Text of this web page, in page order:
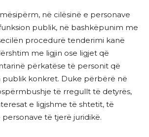
në cilësinë e personave
publik, në bashkëpunim me
procedurë tenderimi kanë
me ligjin ose ligjet që
përkatëse të personit që
publik konkret. Duke përbërë në
të rregullt të detyrës,
e ligjshme të shtetit, të
të tjerë juridikë.